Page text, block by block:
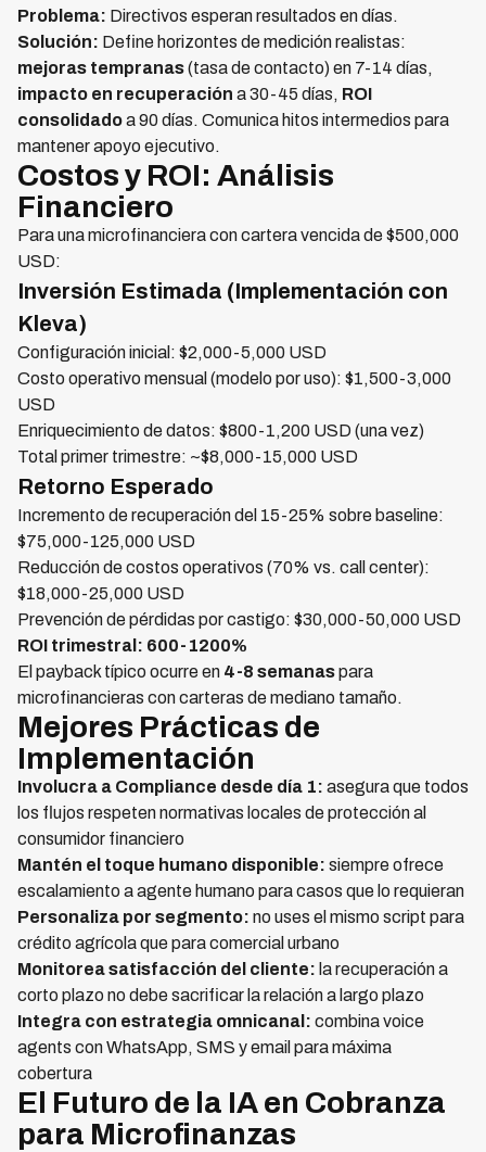
Problema: Directivos esperan resultados en días.
Solución: Define horizontes de medición realistas:
mejoras tempranas(tasa de contacto) en 7-14 días,
impacto en recuperación a 30-45 días, ROI
consolidadoa 90 días. Comunica hitos intermedios para
mantener apoyo ejecutivo.
Costos y ROI: Análisis
Financiero
Para una microfinanciera con cartera vencida de $500,000
USD:
Inversión Estimada (Implementación con
Kleva)
Configuración inicial: $2,000-5,000 USD
Costo operativo mensual (modelo por uso): $1,500-3,000
USD
Enriquecimiento de datos: $800-1,200 USD (una vez)
Total primer trimestre: ~$8,000-15,000 USD
Retorno Esperado
Incremento de recuperación del 15-25% sobre baseline:
$75,000-125,000 USD
Reducción de costos operativos (70% vs. call center):
$18,000-25,000 USD
Prevención de pérdidas por castigo: $30,000-50,000 USD
ROI trimestral: 600-1200%
El payback típico ocurre en 4-8 semanaspara
microfinancieras con carteras de mediano tamaño.
Mejores Prácticas de
Implementación
Involucra a Compliance desde día 1: asegura que todos
los flujos respeten normativas locales de protección al
consumidor financiero
Mantén el toque humano disponible: siempre ofrece
escalamiento a agente humano para casos que lo requieran
Personaliza por segmento: no uses el mismo script para
crédito agrícola que para comercial urbano
Monitorea satisfacción del cliente: la recuperación a
corto plazo no debe sacrificar la relación a largo plazo
Integra con estrategia omnicanal: combina voice
agents con WhatsApp, SMS y email para máxima
cobertura
El Futuro de la IA en Cobranza
para Microfinanzas